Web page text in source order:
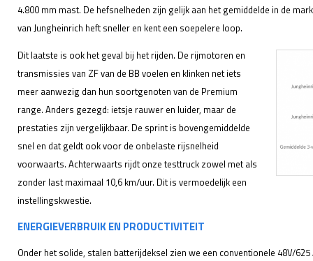
4.800 mm mast. De hefsnelheden zijn gelijk aan het gemiddelde in de
van Jungheinrich heft sneller en kent een soepelere loop.
Dit laatste is ook het geval bij het rijden. De rijmotoren en
transmissies van ZF van de BB voelen en klinken net iets
meer aanwezig dan hun soortgenoten van de Premium
range. Anders gezegd: ietsje rauwer en luider, maar de
prestaties zijn vergelijkbaar. De sprint is bovengemiddelde
snel en dat geldt ook voor de onbelaste rijsnelheid
voorwaarts. Achterwaarts rijdt onze testtruck zowel met als
zonder last maximaal 10,6 km/uur. Dit is vermoedelijk een
instellingskwestie.
ENERGIEVERBRUIK EN PRODUCTIVITEIT
Onder het solide, stalen batterijdeksel zien we een conventionele 48V/